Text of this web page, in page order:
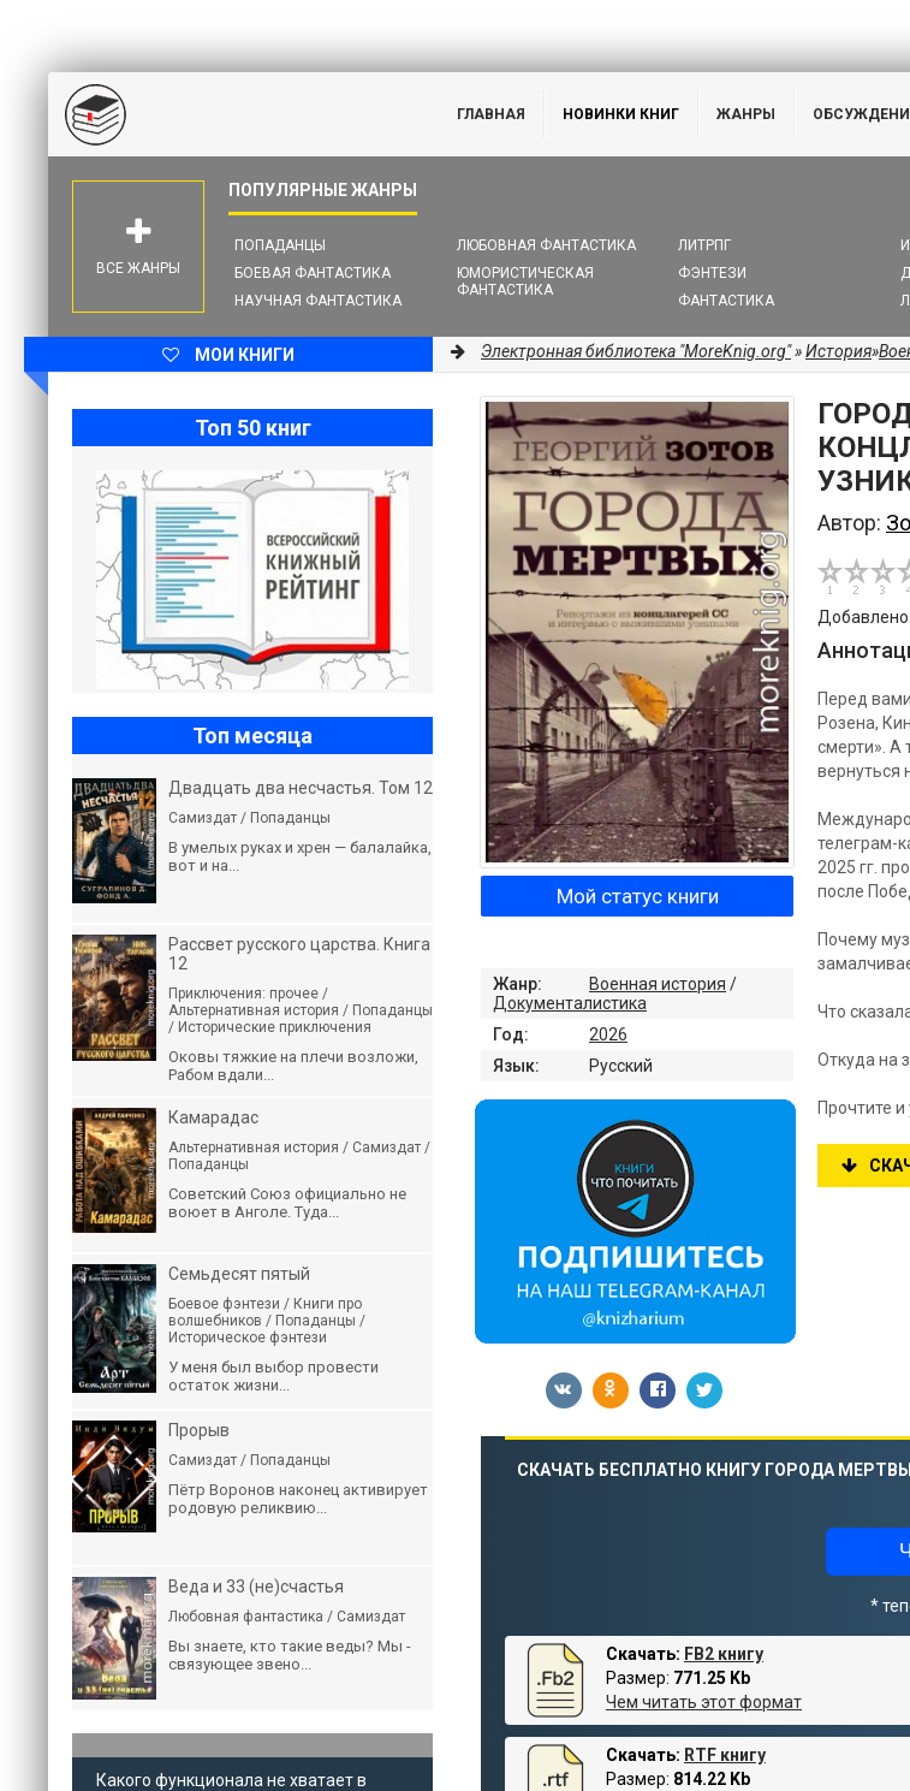
ГЛАВНАЯ НОВИНКИ КНИГ ЖАНРЫ
ПОПАДАНЦЫ
БОЕВАЯ ФАНТАСТИКА
НАУЧНАЯ ФАНТАСТИКА
ЛЮБОВНАЯ ФАНТАСТИКА
ЮМОРИСТИЧЕСКАЯ
ФАНТАСТИКА
ЛИТРПГ
ФЭНТЕЗИ
ФАНТАСТИКА
ВСЕ ЖАНРЫ
МОИ КНИГИ Электронная библиотека "MoreKnig.org"»История»
Автор:
Перед
Розена,
смерти». А
вернуться
телеграм-
2025 гг.
после
Почему
Что
Откуда на
Прочтите
Мой статус книги
Жанр: Военная история /
Документалистика
Год:
2026
Язык:
Русский
СКАЧАТЬ БЕСПЛАТНО КНИГУ ГОРОДА
*
Скачать: FB2 книгу
Размер: 771.25 Kb
Чем читать этот формат
Скачать: RTF книгу
Размер: 814.22 Kb
Топ 50 книг
Топ месяца
Двадцать два несчастья. Том 12
Самиздат / Попаданцы
В умелых руках и хрен — балалайка,
вот и на...
Рассвет русского царства. Книга
12
Приключения: прочее /
Альтернативная история / Попаданцы
/ Исторические приключения
Оковы тяжкие на плечи возложи,
Рабом вдали...
Камарадас
Альтернативная история / Самиздат /
Попаданцы
Советский Союз официально не
воюет в Анголе. Туда...
Семьдесят пятый
Боевое фэнтези / Книги про
волшебников / Попаданцы /
Историческое фэнтези
У меня был выбор провести
остаток жизни...
Прорыв
Самиздат / Попаданцы
Пётр Воронов наконец активирует
родовую реликвию...
Веда и 33 (не)счастья
Любовная фантастика / Самиздат
Вы знаете, кто такие веды? Мы -
связующее звено...
Какого функционала не хватает в